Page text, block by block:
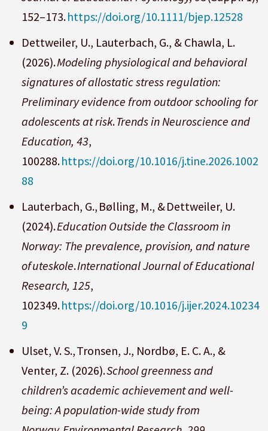
152–173.https://doi.org/10.1111/bjep.12528
Dettweiler, U., Lauterbach, G., & Chawla, L.
(2026).Modeling physiological and behavioral
signatures of allostatic stress regulation:
Preliminary evidence from outdoor schooling for
adolescents at risk.Trends in Neuroscience and
Education, 43,
100288.https://doi.org/10.1016/j.tine.2026.1002
88
Lauterbach, G., Bølling, M., & Dettweiler, U.
(2024).Education Outside the Classroom in
Norway: The prevalence, provision, and nature
of uteskole.International Journal of Educational
Research, 125,
102349.https://doi.org/10.1016/j.ijer.2024.10234
9
Ulset, V. S., Tronsen, J., Nordbø, E. C. A., &
Venter, Z. (2026).School greenness and
children’s academic achievement and well-
being: A population-wide study from